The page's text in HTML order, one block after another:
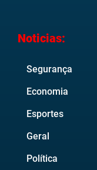
Noticias:
Segurança
Economia
Esportes
Geral
Política